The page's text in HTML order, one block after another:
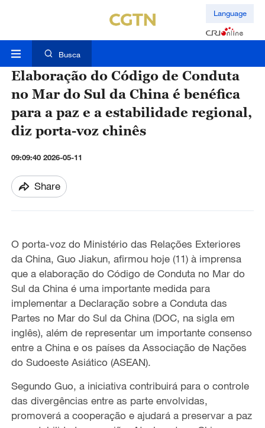
Language
Busca
Elaboração do Código de Conduta
no Mar do Sul da China é benéfica
para a paz e a estabilidade regional,
diz porta-voz chinês
09:09:40 2026-05-11
Share
O porta-voz do Ministério das Relações Exteriores
da China, Guo Jiakun, afirmou hoje (11) à imprensa
que a elaboração do Código de Conduta no Mar do
Sul da China é uma importante medida para
implementar a Declaração sobre a Conduta das
Partes no Mar do Sul da China (DOC, na sigla em
inglês), além de representar um importante consenso
entre a China e os países da Associação de Nações
do Sudoeste Asiático (ASEAN).
Segundo Guo, a iniciativa contribuirá para o controle
das divergências entre as parte envolvidas,
promoverá a cooperação e ajudará a preservar a paz